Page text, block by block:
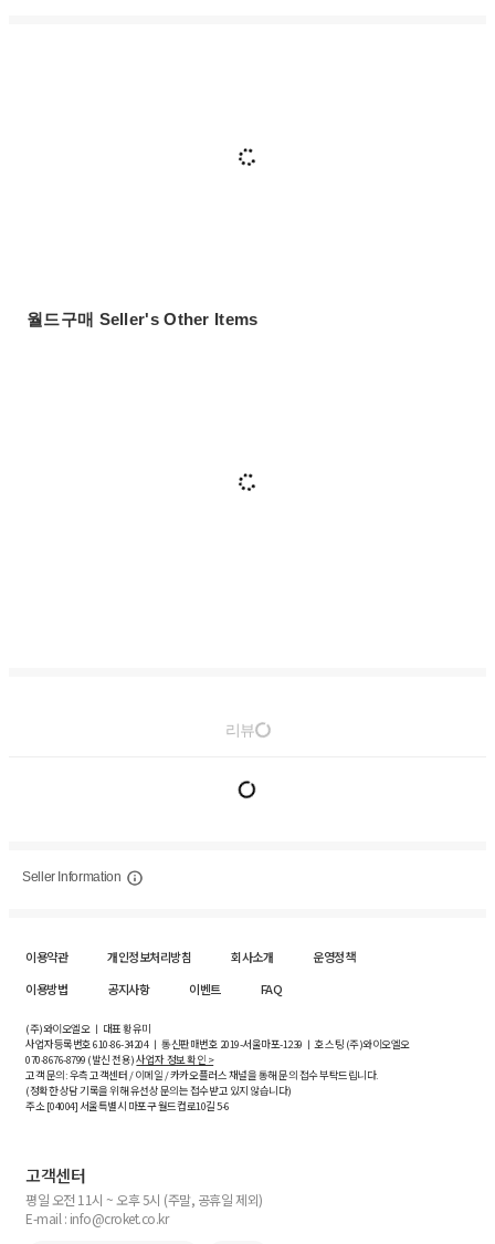
월드구매 Seller's Other Items
리뷰
Seller Information
이용약관 개인정보처리방침 회사소개
운영정책
이용방법
공지사항 이벤트 FAQ
(주)와이오엘오 ㅣ 대표 황유미
사업자등록번호610-86-34204ㅣ 통신판매번호 2019-서울마포-1239 ㅣ 호스팅 (주)와이오엘오
070-8676-8799 (발신 전용)사업자 정보 확인 >
고객 문의: 우측 고객센터 / 이메일 / 카카오플러스 채널을 통해 문의 접수 부탁드립니다.
(정확한 상담 기록을 위해 유선상 문의는 접수받고 있지 않습니다)
주소 [04004] 서울특별시 마포구 월드컵로10길5-6
고객센터
평일 오전 11시 ~ 오후 5시 (주말, 공휴일 제외)
E-mail : info@croket.co.kr